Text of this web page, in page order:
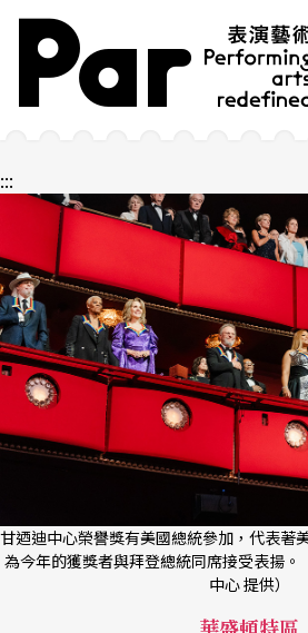
跳到主要內容區塊
網站導覽
:::
甘迺迪中心榮譽獎有美國總統參加，代表著
為今年的獲獎者與拜登總統同席接受表揚
中心 提供）